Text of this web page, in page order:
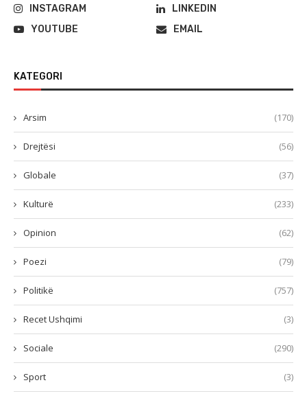
INSTAGRAM
LINKEDIN
YOUTUBE
EMAIL
KATEGORI
Arsim (170)
Drejtësi (56)
Globale (37)
Kulturë (233)
Opinion (62)
Poezi (79)
Politikë (757)
Recet Ushqimi (3)
Sociale (290)
Sport (3)